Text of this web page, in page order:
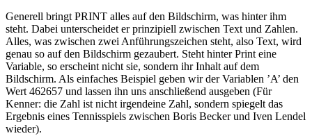
Generell bringt PRINT alles auf den Bildschirm, was hinter ihm
steht. Dabei unterscheidet er prinzipiell zwischen Text und Zahlen.
Alles, was zwischen zwei Anführungszeichen steht, also Text, wird
genau so auf den Bildschirm gezaubert. Steht hinter Print eine
Variable, so erscheint nicht sie, sondern ihr Inhalt auf dem
Bildschirm. Als einfaches Beispiel geben wir der Variablen ’A’ den
Wert 462657 und lassen ihn uns anschließend ausgeben (Für
Kenner: die Zahl ist nicht irgendeine Zahl, sondern spiegelt das
Ergebnis eines Tennisspiels zwischen Boris Becker und Iven Lendel
wieder).